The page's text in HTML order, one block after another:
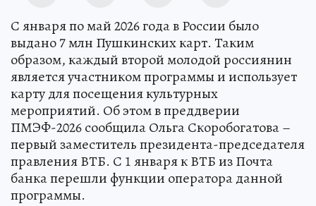
С января по май 2026 года в России было
выдано 7 млн Пушкинских карт. Таким
образом, каждый второй молодой россиянин
является участником программы и использует
карту для посещения культурных
мероприятий. Об этом в преддверии
ПМЭФ-2026 сообщила Ольга Скоробогатова –
первый заместитель президента-председателя
правления ВТБ. С 1 января к ВТБ из Почта
банка перешли функции оператора данной
программы.